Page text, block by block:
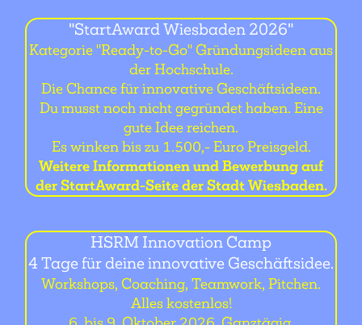
"StartAward Wiesbaden 2026"
Kategorie "Ready-to-Go" Gründungsideen aus
der Hochschule.
Die Chance für innovative Geschäftsideen.
Du musst noch nicht gegründet haben. Eine
gute Idee reichen.
Es winken bis zu 1.500,- Euro Preisgeld.
Weitere Informationen und Bewerbung auf
der StartAward-Seite der Stadt Wiesbaden.
HSRM Innovation Camp
4 Tage für deine innovative Geschäftsidee.
Workshops, Coaching, Teamwork, Pitchen.
Alles kostenlos!